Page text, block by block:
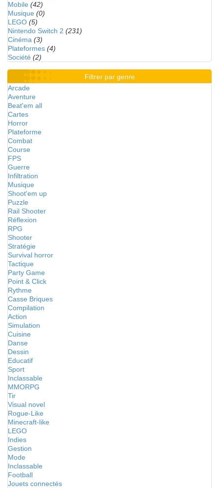
Mobile (42)
Musique (0)
LEGO (5)
Nintendo Switch 2 (231)
Cinéma (3)
Plateformes (4)
Société (2)
Filtrer par genre
Arcade
Aventure
Beat'em all
Cartes
Horror
Plateforme
Combat
Course
FPS
Guerre
Infiltration
Musique
Shoot'em up
Puzzle
Rail Shooter
Réflexion
RPG
Shooter
Stratégie
Survival horror
Tactique
Party Game
Point & Click
Rythme
Casse Briques
Compilation
Action
Simulation
Cuisine
Danse
Dessin
Educatif
Sport
Inclassable
MMORPG
Tir
Visual novel
Rogue-Like
Minecraft-like
LEGO
Indies
Gestion
Mode
Inclassable
Football
Jouets connectés